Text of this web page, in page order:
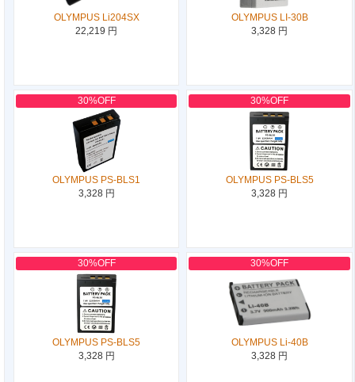
OLYMPUS Li204SX
22,219 円
OLYMPUS LI-30B
3,328 円
30%OFF
OLYMPUS PS-BLS1
3,328 円
30%OFF
OLYMPUS PS-BLS5
3,328 円
30%OFF
OLYMPUS PS-BLS5
3,328 円
30%OFF
OLYMPUS Li-40B
3,328 円